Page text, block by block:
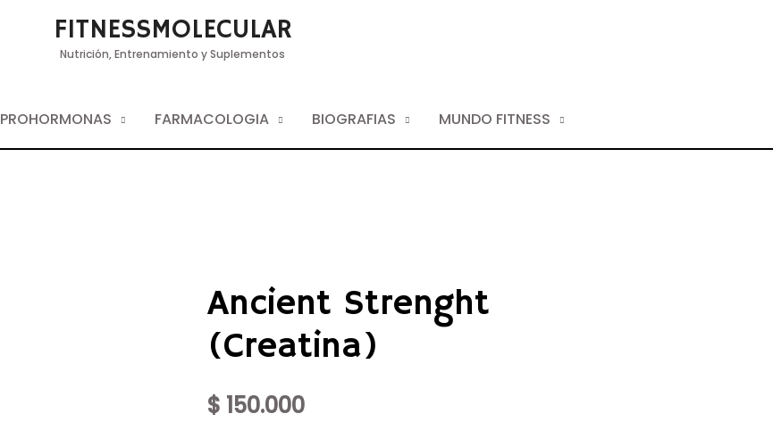
FITNESSMOLECULAR
Nutrición, Entrenamiento y Suplementos
PROHORMONAS FARMACOLOGIA BIOGRAFIAS MUNDO FITNESS
Ancient Strenght
(Creatina)
$ 150.000